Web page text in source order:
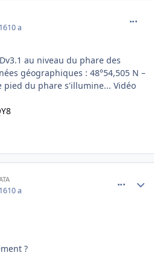
10 a
au niveau du phare des
géographiques : 48°54,505 N –
pied du phare s'illumine... Vidéo
10 a
?